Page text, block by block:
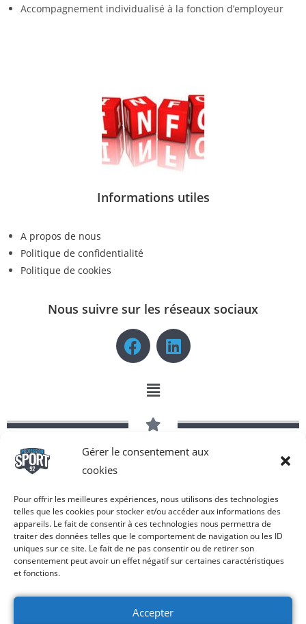
Gérer le consentement aux
cookies
Pour offrir les meilleures expériences, nous utilisons des technologies
telles que les cookies pour stocker et/ou accéder aux informations des
appareils. Le fait de consentir à ces technologies nous permettra de
traiter des données telles que le comportement de navigation ou les ID
uniques sur ce site. Le fait de ne pas consentir ou de retirer son
consentement peut avoir un effet négatif sur certaines caractéristiques
et fonctions.
Accepter
Accompagnement individualisé à la fonction d’employeur
Informations utiles
A propos de nous
Politique de confidentialité
Politique de cookies
Nous suivre sur les réseaux sociaux
Copyright © 2026 Profession Sport 92 | Tous droits réservés -
Réalisé par COM-N-SEE®